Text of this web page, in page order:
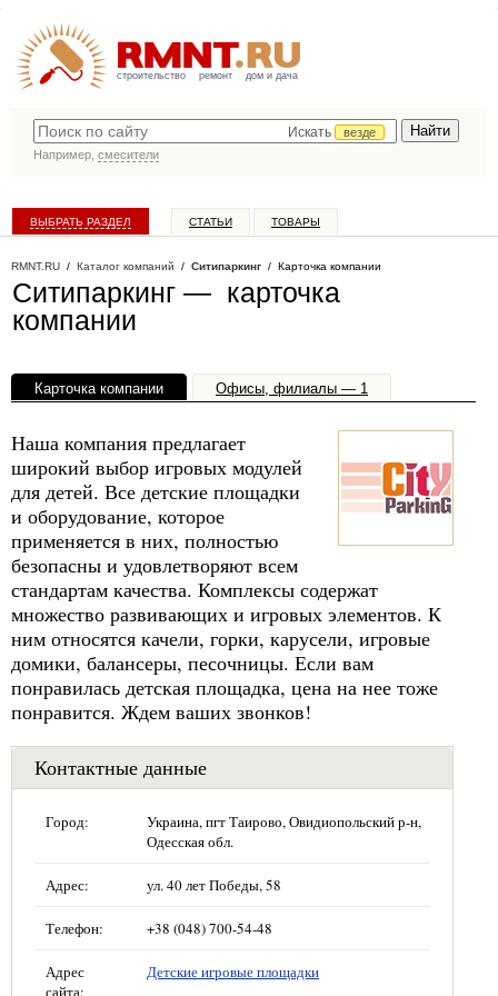
строительство ремонт дом и дача
Искать
везде
Например, смесители
ВЫБРАТЬ РАЗДЕЛ СТАТЬИ ТОВАРЫ
RMNT.RU / Каталог компаний / Ситипаркинг / Карточка компании
Ситипаркинг — карточка
компании
Карточка компании Офисы, филиалы — 1
Наша компания предлагает
широкий выбор игровых модулей
для детей. Все детские площадки
и оборудование, которое
применяется в них, полностью
безопасны и удовлетворяют всем
стандартам качества. Комплексы содержат
множество развивающих и игровых элементов. К
ним относятся качели, горки, карусели, игровые
домики, балансеры, песочницы. Если вам
понравилась детская площадка, цена на нее тоже
понравится. Ждем ваших звонков!
Контактные данные
Город:
Украина, пгт Таирово, Овидиопольский р-н,
Одесская обл.
Адрес: ул. 40 лет Победы, 58
Телефон: +38 (048) 700-54-48
Адрес
сайта:
Детские игровые площадки